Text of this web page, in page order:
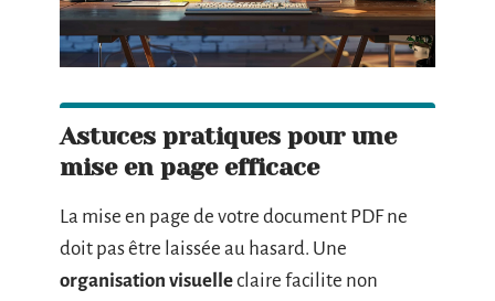
Astuces pratiques pour une
mise en page efficace
La mise en page de votre document PDF ne
doit pas être laissée au hasard. Une
organisation visuelleclaire facilite non